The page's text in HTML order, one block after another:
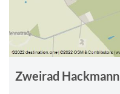
Zweirad Hackmann